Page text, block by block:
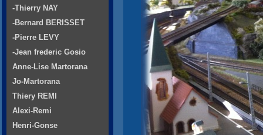
-Thierry NAY
-Bernard BERISSET
-Pierre LEVY
-Jean frederic Gosio
Anne-Lise Martorana
Jo-Martorana
Thiery REMI
Alexi-Remi
Henri-Gonse